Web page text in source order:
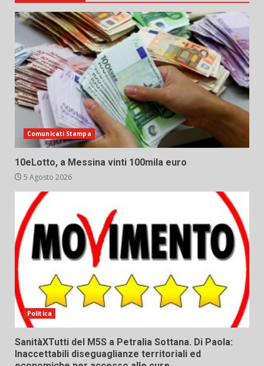
Comunicati Stampa
10eLotto, a Messina vinti 100mila euro
5 Agosto 2026
Politica
SanitàXTutti del M5S a Petralia Sottana. Di Paola:
Inaccettabili diseguaglianze territoriali ed